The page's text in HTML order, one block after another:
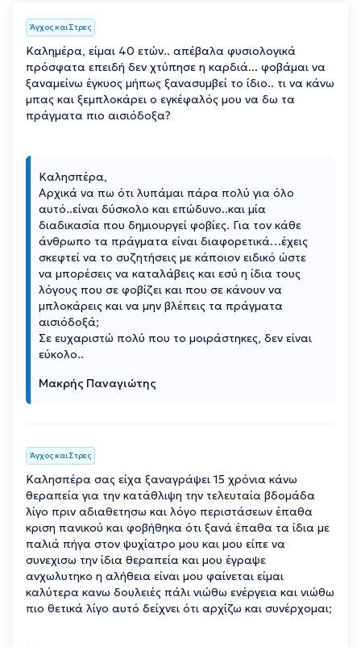
Άγχος και Στρες
Καλημέρα, είμαι 40 ετών.. απέβαλα φυσιολογικά
πρόσφατα επειδή δεν χτύπησε η καρδιά... φοβάμαι να
ξαναμείνω έγκυος μήπως ξανασυμβεί το ίδιο.. τι να κάνω
μπας και ξεμπλοκάρει ο εγκέφαλός μου να δω τα
πράγματα πιο αισιόδοξα?
Καλησπέρα,
Αρχικά να πω ότι λυπάμαι πάρα πολύ για όλο
αυτό..είναι δύσκολο και επώδυνο..και μία
διαδικασία που δημιουργεί φοβίες. Για τον κάθε
άνθρωπο τα πράγματα είναι διαφορετικά…έχεις
σκεφτεί να το συζητήσεις με κάποιον ειδικό ώστε
να μπορέσεις να καταλάβεις και εσύ η ίδια τους
λόγους που σε φοβίζει και που σε κάνουν να
μπλοκάρεις και να μην βλέπεις τα πράγματα
αισιόδοξά;
Σε ευχαριστώ πολύ που το μοιράστηκες, δεν είναι
εύκολο..
Μακρής Παναγιώτης
Άγχος και Στρες
Καλησπέρα σας είχα ξαναγράψει 15 χρόνια κάνω
θεραπεία για την κατάθλιψη την τελευταία βδομάδα
λίγο πριν αδιαθετησω και λόγο περιστάσεων έπαθα
κριση πανικού και φοβήθηκα ότι ξανά έπαθα τα ίδια με
παλιά πήγα στον ψυχίατρο μου και μου είπε να
συνεχισω την ίδια θεραπεία και μου έγραψε
ανχωλυτηκο η αλήθεια είναι μου φαίνεται είμαι
καλύτερα κανω δουλειές πάλι νιώθω ενέργεια και νιώθω
πιο θετικά λίγο αυτό δείχνει ότι αρχίζω και συνέρχομαι;